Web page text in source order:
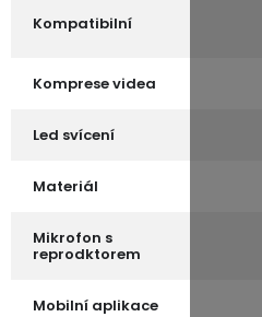
Kompatibilní
Komprese videa
Led svícení
Materiál
Mikrofon s
reprodktorem
Mobilní aplikace